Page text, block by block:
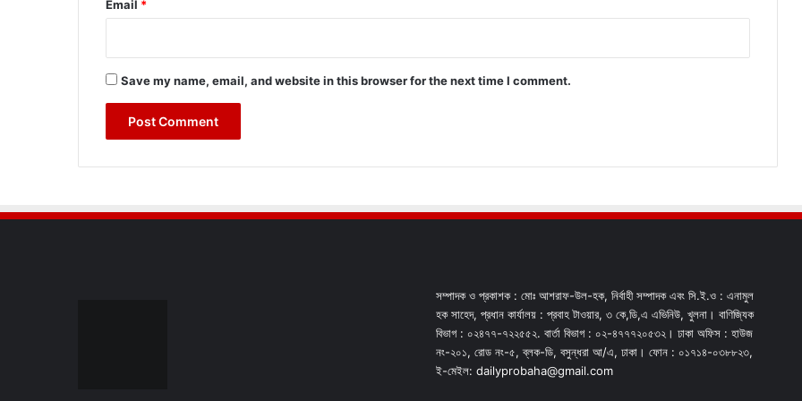
Email *
Save my name, email, and website in this browser for the next time I comment.
সম্পাদক ও প্রকাশক : মোঃ আশরাফ-উল-হক, নির্বাহী সম্পাদক এবং সি.ই.ও : এনামুল
হক সাহেদ, প্রধান কার্যালয় : প্রবাহ টাওয়ার, ৩ কে,ডি,এ এভিনিউ, খুলনা। বাণিজ্যিক
বিভাগ : ০২৪৭৭-৭২২৫৫২. বার্তা বিভাগ : ০২-৪৭৭৭২০৫৩২। ঢাকা অফিস : হাউজ
নং-২০১, রোড নং-৫, ব্লক-ডি, বসুন্ধরা আ/এ, ঢাকা। ফোন : ০১৭১৪-০৩৮৮২৩,
ই-মেইল: dailyprobaha@gmail.com